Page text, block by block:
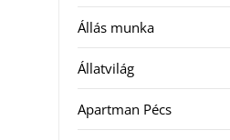
Állás munka
Állatvilág
Apartman Pécs